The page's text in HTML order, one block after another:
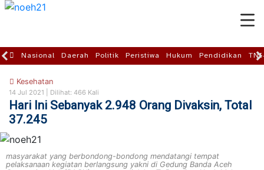
Nasional Daerah Politik Peristiwa Hukum Pendidikan
Kesehatan
14 Jul 2021 | Dilihat: 466 Kali
Hari Ini Sebanyak 2.948 Orang Divaksin, Total
37.245
masyarakat yang berbondong-bondong mendatangi tempat
pelaksanaan kegiatan berlangsung yakni di Gedung Banda Aceh